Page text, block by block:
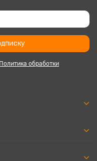
Политика обработки